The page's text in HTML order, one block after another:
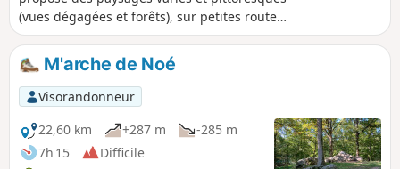
(vues dégagées et forêts), sur petites routes,
chemins et sentiers forestiers.
M'arche de Noé
Visorandonneur
22,60 km
+287 m
-285 m
7h 15
Difficile